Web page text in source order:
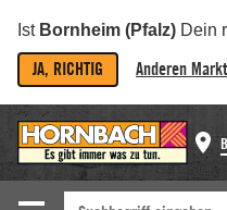
Ist Bornheim (Pfalz) Dein
JA, RICHTIG Anderen